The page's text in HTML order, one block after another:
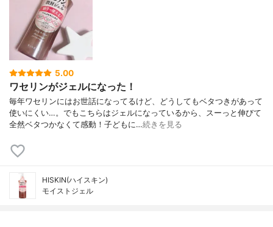
5.00
ワセリンがジェルになった！
毎年ワセリンにはお世話になってるけど、どうしてもベタつきがあって
使いにくい…。でもこちらはジェルになっているから、スーっと伸びて
全然ベタつかなくて感動！子どもに…続きを見る
HISKIN(ハイスキン)
モイストジェル